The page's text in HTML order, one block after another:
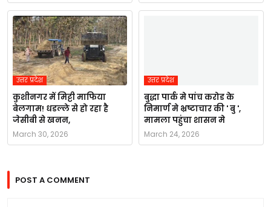
उत्तर प्रदेश
कुशीनगर में मिट्टी माफिया
बेलगाम! धडल्ले से हो रहा है
जेसीबी से खनन,
March 30, 2026
उत्तर प्रदेश
बुद्धा पार्क मे पांच करोड के
निमार्ण मे भ्रष्टाचार की ' बु ',
मामला पहुंचा शासन मे
March 24, 2026
POST A COMMENT